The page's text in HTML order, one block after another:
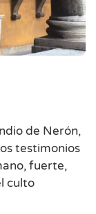
de Nerón,
testimonios
fuerte,
culto